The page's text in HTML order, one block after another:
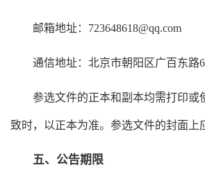
邮箱地址：723648618@qq.com
通信地址：北京市朝阳区广百东路
参选文件的正本和副本均需打印
致时，以正本为准。参选文件的封面上
五、公告期限